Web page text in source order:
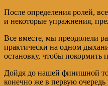
После определения ролей,
и некоторые упражнения,
Все вместе, мы преодолели
практически на одном
остановку, чтобы покормить
Дойдя до нашей финишной
конечно же в первую очередь